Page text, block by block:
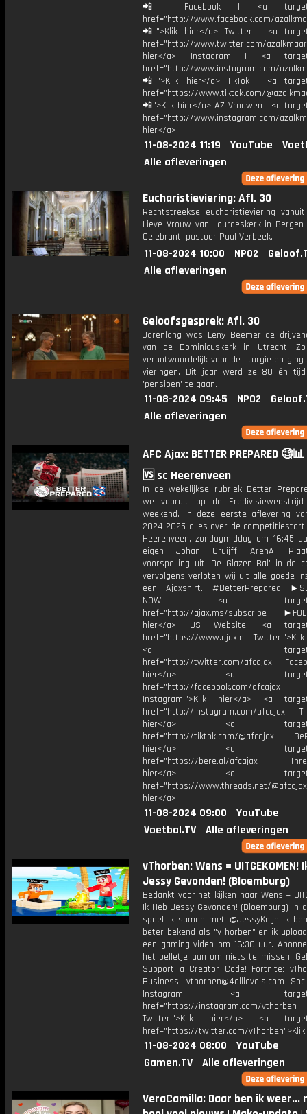
📲 Facebook | <a
href="http://www.facebook.com/
📲">Klik hier</a> Twitter | <a
href="http://www.twitter.com/
hier</a> Instagram | <a
href="http://www.instagram.com/
📲">Klik hier</a> TikTok | <a
href="https://www.tiktok.com/
📲">Klik hier</a> AZ Vrouwen | <a
href="http://www.instagram.com/
hier</a>
11-08-2024 11:19 YouTube
Alle afleveringen
Eucharistieviering: Afl. 30
Rechtstreekse eucharistieviering
Lieve Vrouw van Lourdeskerk in
Celebrant: pastoor Paul Verbeek.
11-08-2024 10:00 NPO2
Alle afleveringen
Geloofsgesprek: Afl. 30
Jarenlang was Leny Beemer de
van de Dominicuskerk in Utrecht.
verantwoordelijk voor de liturgie en ging
vieringen. Dit jaar werd ze 80 én
'pensioen' te gaan.
11-08-2024 09:45 NPO2
Alle afleveringen
AFC Ajax: BETTER PREPARED
🆚 sc Heerenveen
In de wekelijkse rubriek Better
we vooruit op de
weekend. In deze eerste aflevering
2024-2025 alles over de competitiestart
Heerenveen, zondagmiddag om 16:45
eigen Johan Cruijff ArenA.
voorspelling uit 'De Glazen Bal' in de
vervolgens verloten wij uit alle goede
een Ajaxshirt. #BetterPrepared
NOW <a
href="http://ajax.ms/subscribe
hier</a> US Website: <a
href="https://www.ajax.nl
<a
href="http://twitter.com/afcajax
hier</a> <a
href="http://facebook.com/afcajax
Instagram:">Klik hier</a> <a
href="http://instagram.com/afcajax
hier</a> <a
href="http://tiktok.com/@afcajax
hier</a> <a
href="https://bere.al/afcajax
hier</a> <a
href="https://www.threads.net/
hier</a>
11-08-2024 09:00
YouTube
Voetbal.TV
Alle afleveringen
vThorben: Wens = UITGEKOMEN!
Jessy Gevonden! (Bloemburg)
Bedankt voor het kijken naar Wens =
Ik Heb Jessy Gevonden! (Bloemburg) In
speel ik samen met @JessyKnijn Ik
beter bekend als "vThorben" en ik
een gaming video om 16:30 uur.
het belletje aan om niets te missen!
Support a Creator Code! Fortnite:
Business: vthorben@4alllevels.com
Instagram: <a
href="https://instagram.com/vthorben
Twitter:">Klik hier</a> <a
href="https://twitter.com/
11-08-2024 08:00
YouTube
Gamen.TV
Alle afleveringen
VeraCamilla: Daar ben ik weer...